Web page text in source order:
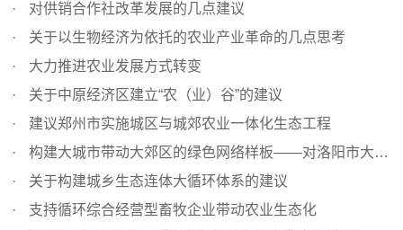
对供销合作社改革发展的几点建议
关于以生物经济为依托的农业产业革命的几点思考
大力推进农业发展方式转变
关于中原经济区建立“农（业）谷”的建议
建议郑州市实施城区与城郊农业一体化生态工程
构建大城市带动大郊区的绿色网络样板——对洛阳市大生态建...
关于构建城乡生态连体大循环体系的建议
支持循环综合经营型畜牧企业带动农业生态化